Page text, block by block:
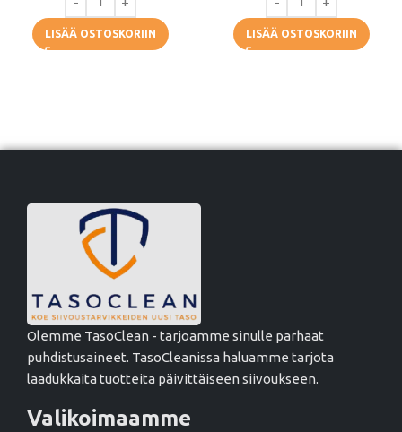
LISÄÄ OSTOSKORIIN LISÄÄ OSTOSKORIIN
Olemme TasoClean - tarjoamme sinulle parhaat
puhdistusaineet. TasoCleanissa haluamme tarjota
laadukkaita tuotteita päivittäiseen siivoukseen.
Valikoimaamme